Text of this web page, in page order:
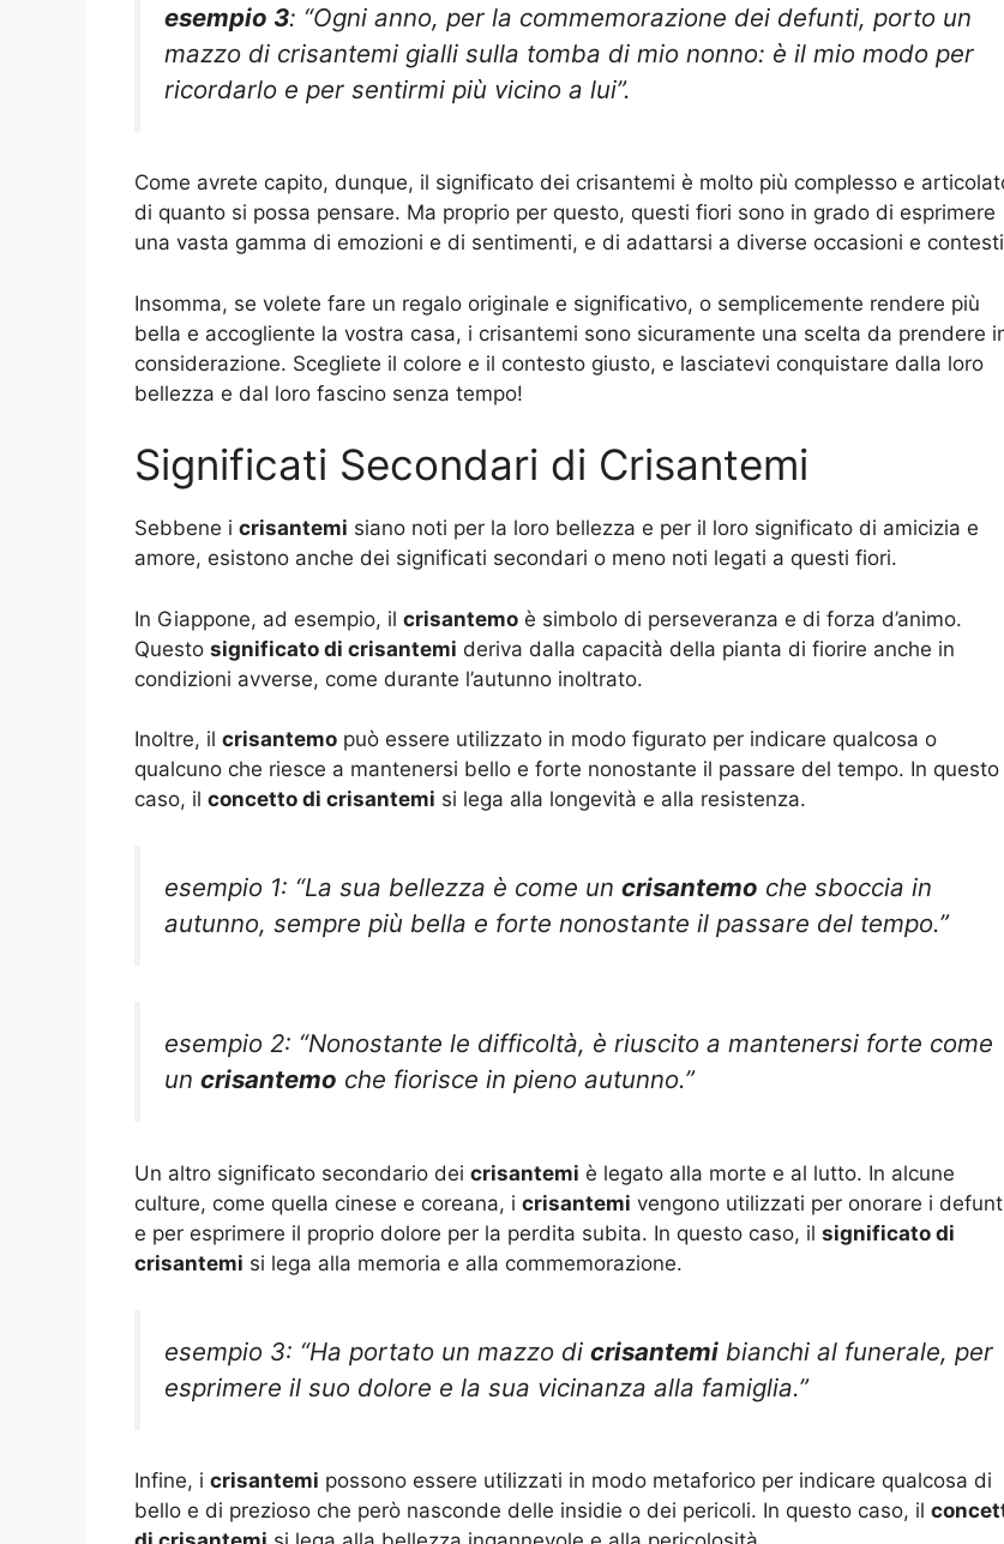
esempio 3: “Ogni anno, per la commemorazione dei defunti, porto un
mazzo di crisantemi gialli sulla tomba di mio nonno: è il mio modo per
ricordarlo e per sentirmi più vicino a lui”.
Come avrete capito, dunque, il significato dei crisantemi è molto più complesso e
di quanto si possa pensare. Ma proprio per questo, questi fiori sono in grado di esprimere
una vasta gamma di emozioni e di sentimenti, e di adattarsi a diverse occasioni e
Insomma, se volete fare un regalo originale e significativo, o semplicemente rendere più
bella e accogliente la vostra casa, i crisantemi sono sicuramente una scelta da prendere
considerazione. Scegliete il colore e il contesto giusto, e lasciatevi conquistare dalla loro
bellezza e dal loro fascino senza tempo!
Significati Secondari di Crisantemi
Sebbene i crisantemi siano noti per la loro bellezza e per il loro significato di amicizia e
amore, esistono anche dei significati secondari o meno noti legati a questi fiori.
In Giappone, ad esempio, il crisantemo è simbolo di perseveranza e di forza d’animo.
Questo significato di crisantemi deriva dalla capacità della pianta di fiorire anche in
condizioni avverse, come durante l’autunno inoltrato.
Inoltre, il crisantemo può essere utilizzato in modo figurato per indicare qualcosa o
qualcuno che riesce a mantenersi bello e forte nonostante il passare del tempo. In questo
caso, il concetto di crisantemi si lega alla longevità e alla resistenza.
esempio 1: “La sua bellezza è come un crisantemo che sboccia in
autunno, sempre più bella e forte nonostante il passare del tempo.”
esempio 2: “Nonostante le difficoltà, è riuscito a mantenersi forte come
un crisantemo che fiorisce in pieno autunno.”
Un altro significato secondario dei crisantemi è legato alla morte e al lutto. In alcune
culture, come quella cinese e coreana, i crisantemi vengono utilizzati per onorare i
e per esprimere il proprio dolore per la perdita subita. In questo caso, il significato di
crisantemi si lega alla memoria e alla commemorazione.
esempio 3: “Ha portato un mazzo di crisantemi bianchi al funerale, per
esprimere il suo dolore e la sua vicinanza alla famiglia.”
Infine, i crisantemi possono essere utilizzati in modo metaforico per indicare qualcosa di
bello e di prezioso che però nasconde delle insidie o dei pericoli. In questo caso, il